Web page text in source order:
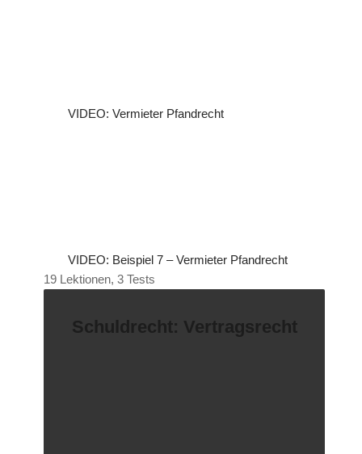
VIDEO: Vermieter Pfandrecht
VIDEO: Beispiel 7 – Vermieter Pfandrecht
19 Lektionen, 3 Tests
Schuldrecht: Vertragsrecht